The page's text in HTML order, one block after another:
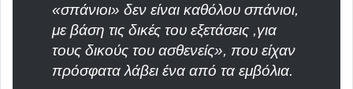
«σπάνιοι» δεν είναι καθόλου σπάνιοι,
με βάση τις δικές του εξετάσεις ,για
τους δικούς του ασθενείς», που είχαν
πρόσφατα λάβει ένα από τα εμβόλια.